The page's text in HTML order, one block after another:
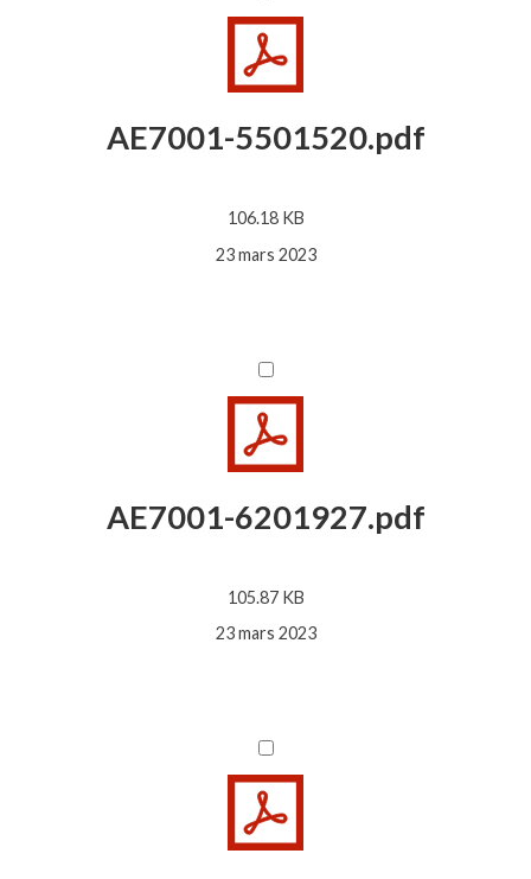
AE7001-5501520.pdf
106.18 KB
23 mars 2023
AE7001-6201927.pdf
105.87 KB
23 mars 2023